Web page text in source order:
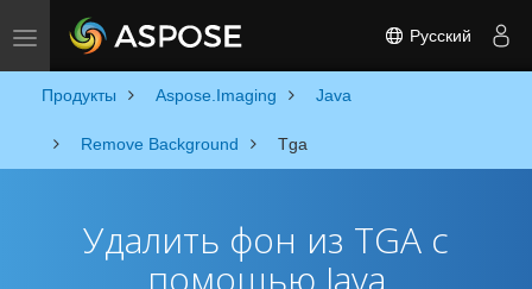
Toggle navigation Русский
Продукты Aspose.Imaging Java
Remove Background Tga
Удалить фон из TGA с
помощью Java